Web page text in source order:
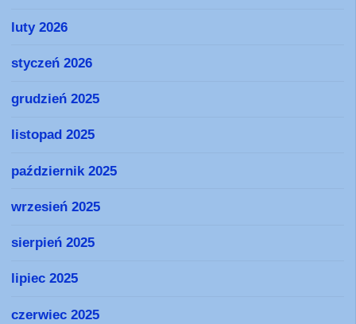
luty 2026
styczeń 2026
grudzień 2025
listopad 2025
październik 2025
wrzesień 2025
sierpień 2025
lipiec 2025
czerwiec 2025